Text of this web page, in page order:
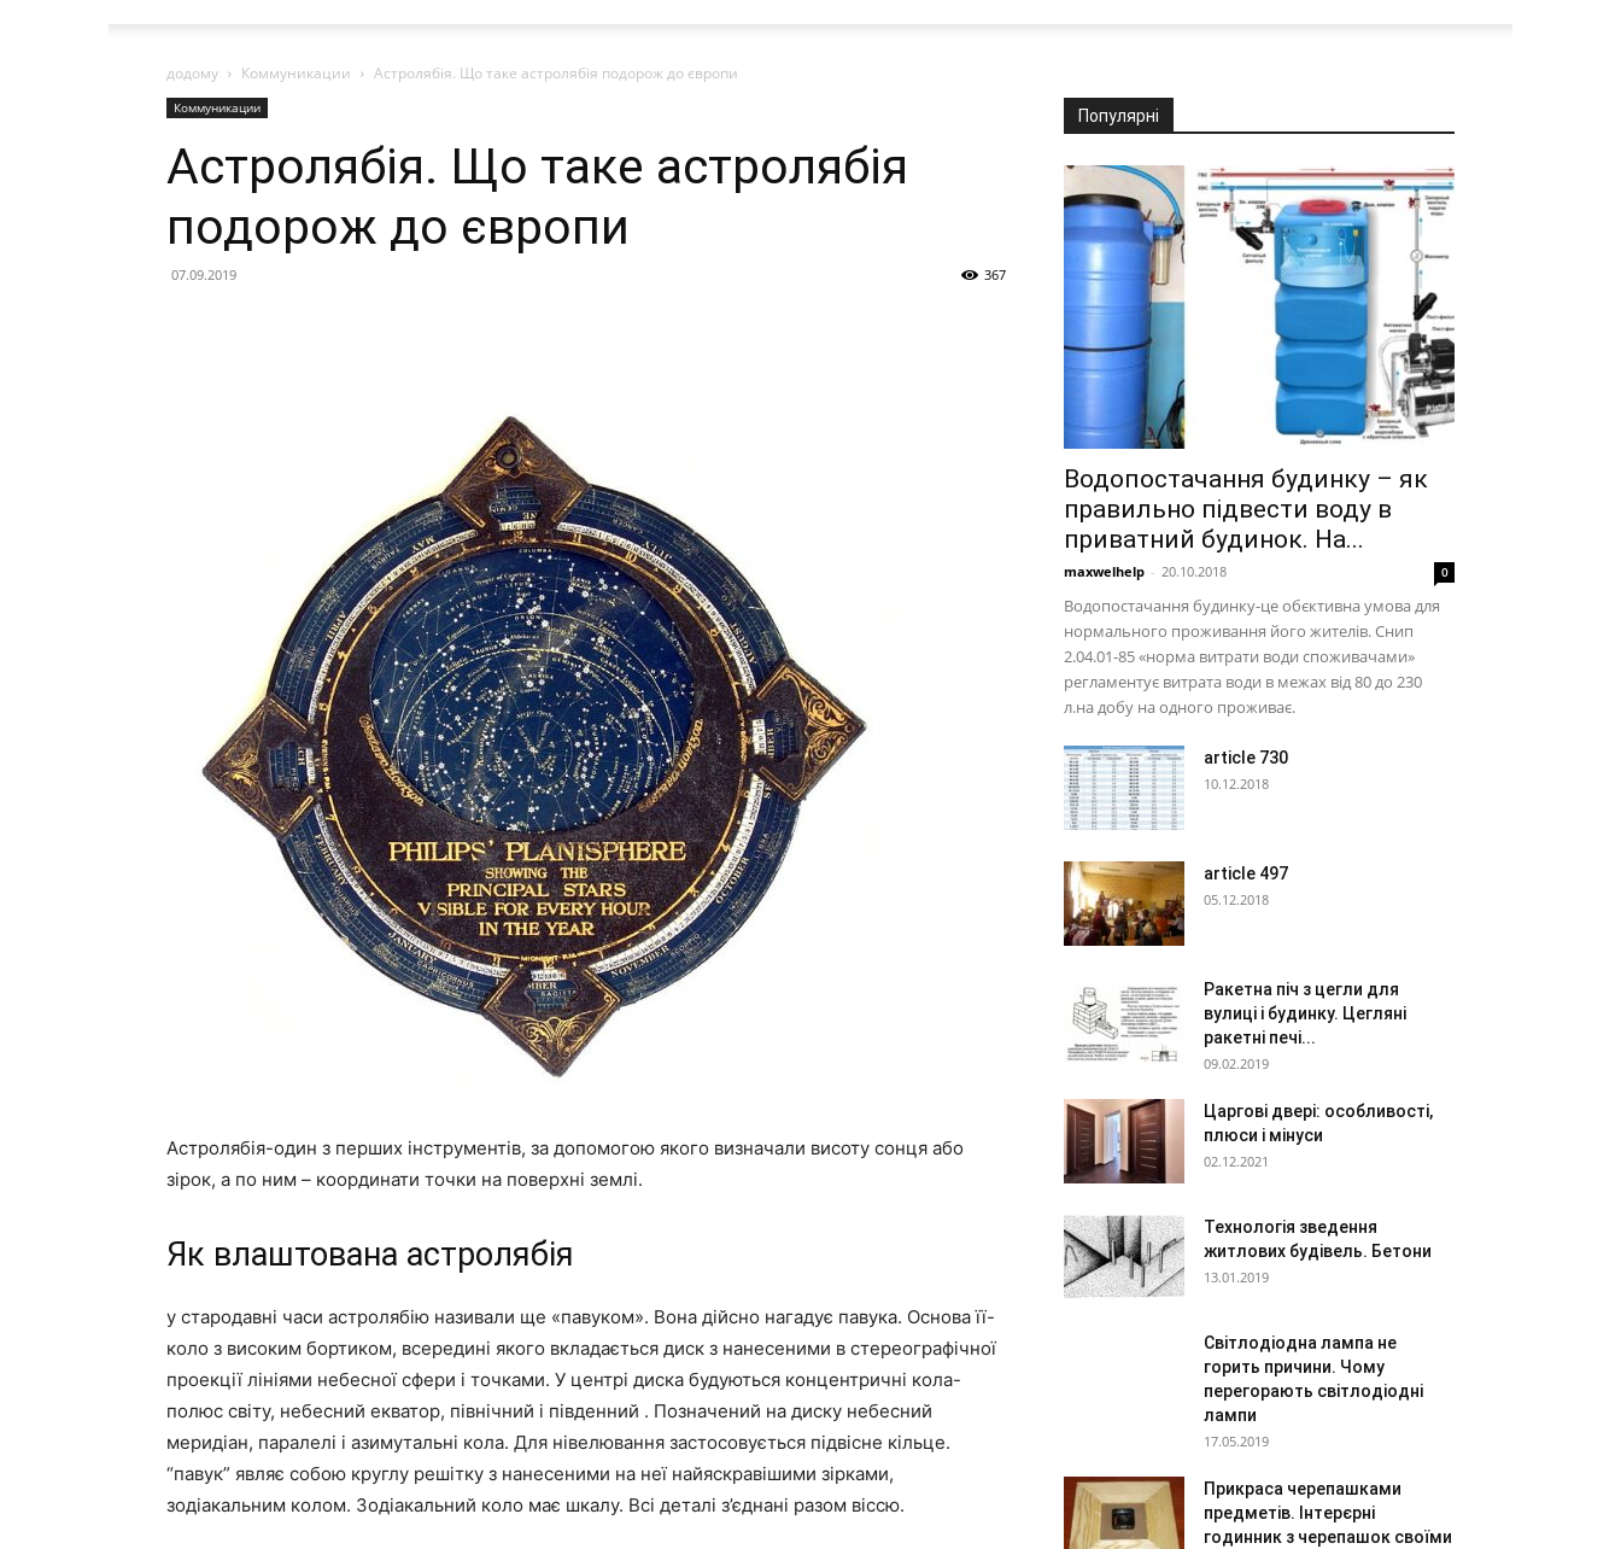
додому Коммуникации Астролябія. Що таке астролябія подорож до європи
Коммуникации
Астролябія. Що таке астролябія
подорож до європи
07.09.2019 367
Астролябія-один з перших інструментів, за допомогою якого визначали висоту сонця або
зірок, а по ним – координати точки на поверхні землі.
Як влаштована астролябія
у стародавні часи астролябію називали ще «павуком». Вона дійсно нагадує павука. Основа її-
коло з високим бортиком, всередині якого вкладається диск з нанесеними в стереографічної
проекції лініями небесної сфери і точками. У центрі диска будуються концентричні кола-
полюс світу, небесний екватор, північний і південний . Позначений на диску небесний
меридіан, паралелі і азимутальні кола. Для нівелювання застосовується підвісне кільце.
“павук” являє собою круглу решітку з нанесеними на неї найяскравішими зірками,
зодіакальним колом. Зодіакальний коло має шкалу. Всі деталі з’єднані разом віссю.
Популярні
Водопостачання будинку – як
правильно підвести воду в
приватний будинок. На...
maxwelhelp - 20.10.2018 0
Водопостачання будинку-це обєктивна умова для
нормального проживання його жителів. Снип
2.04.01-85 «норма витрати води споживачами»
регламентує витрата води в межах від 80 до 230
л.на добу на одного проживає.
article 730
10.12.2018
article 497
05.12.2018
Ракетна піч з цегли для
вулиці і будинку. Цегляні
ракетні печі...
09.02.2019
Царгові двері: особливості,
плюси і мінуси
02.12.2021
Технологія зведення
житлових будівель. Бетони
13.01.2019
Світлодіодна лампа не
горить причини. Чому
перегорають світлодіодні
лампи
17.05.2019
Прикраса черепашками
предметів. Інтерєрні
годинник з черепашок своїми